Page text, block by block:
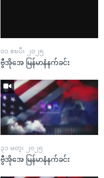
၀၁ ဧၿပီ၊ ၂၀၂၅
ဗွီအိုအေ မြန်မာနံနက်ခင်း
၃၁ မတ္၊ ၂၀၂၅
ဗွီအိုအေ မြန်မာနံနက်ခင်း